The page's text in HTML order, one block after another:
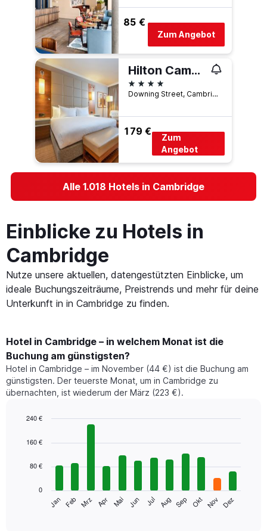
85 €
Zum Angebot
Hilton Cambridge City Centre
4 Sterne
Downing Street, Cambridge, Großbritannien
179 €
Zum
Angebot
Alle 1.018 Hotels in Cambridge
Einblicke zu Hotels in
Cambridge
Nutze unsere aktuellen, datengestützten Einblicke, um
ideale Buchungszeiträume, Preistrends und mehr für deine
Unterkunft in in Cambridge zu finden.
Hotel in Cambridge – in welchem Monat ist die
Buchung am günstigsten?
Hotel in Cambridge – im November (44 €) ist die Buchung am
günstigsten. Der teuerste Monat, um in Cambridge zu
übernachten, ist wiederum der März (223 €).
chart
bars.
folgende
graphic.
Jan Feb Mrz Apr Mai Jun Jul Aug Sep Okt Nov Dez
0
80 €
160 €
240 €